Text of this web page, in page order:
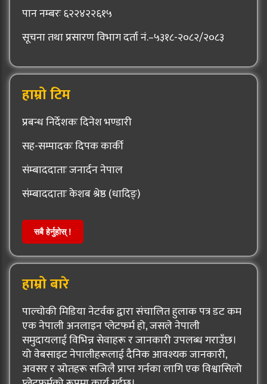
पान नम्बरः ६२२४२२६१५
सूचना तथा प्रसारण विभाग दर्ता नं.–५३१८-२०८२/२०८३
हाम्रो टिम
प्रबन्ध निर्देशकः दिनेश भण्डारी
सह-सम्पादकः दिपक कार्की
संम्बाददाताः जनार्दन नेपाल
संम्बाददाताः केशब श्रेष्ठ (धादिङ्)
सबै हेर्नुहोस् !
हाम्रो बारे
पाल्चोकी मिडिया नेटर्वक द्वारा संचालित हुलाक पत्र डट कम
एक नेपाली अनलाइन प्लेटफर्म हो, जसले नेपाली
समुदायलाई विभिन्न सेवाहरू र जानकारी उपलब्ध गराउँछ।
यो वेबसाइट नेपालीहरूलाई दैनिक आवश्यक जानकारी,
अवसर र स्रोतहरू सजिलै प्राप्त गर्नका लागि एक विश्वासिलो